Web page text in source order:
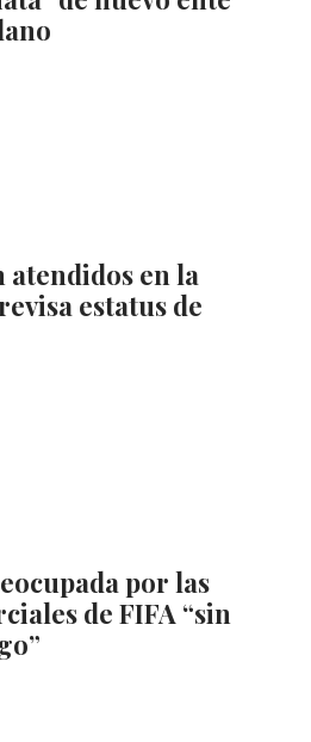
atendidos en la
estatus de
por las
de FIFA “sin